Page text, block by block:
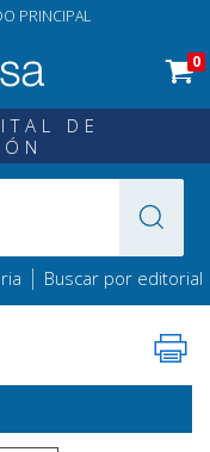
PRINCIPAL
0
DE
| Buscar por editorial